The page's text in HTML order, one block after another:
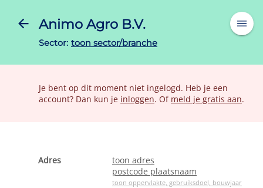
Animo Agro B.V.
Sector: toon sector/branche
Je bent op dit moment niet ingelogd. Heb je een
account? Dan kun je inloggen. Of meld je gratis aan.
Adres
toon adres
postcode plaatsnaam
toon oppervlakte, gebruiksdoel, bouwjaar